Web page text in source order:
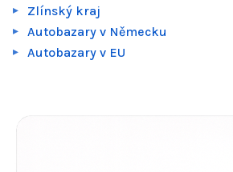
Zlínský kraj
Autobazary v Německu
Autobazary v EU